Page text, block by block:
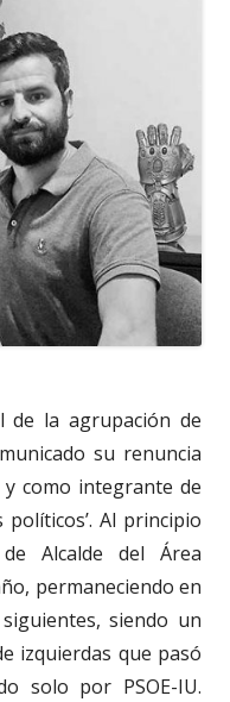
de la agrupación de
su renuncia
como integrante de
Al principio
Alcalde del Área
permaneciendo en
siendo un
izquierdas que pasó
solo por PSOE-IU.